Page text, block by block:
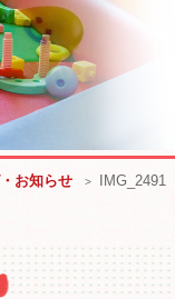
お知らせ IMG_2491